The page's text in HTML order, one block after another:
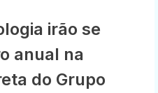
irão se
anual na
do Grupo